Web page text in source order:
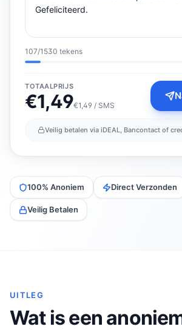
107/1530 tekens
TOTAALPRIJS
€1,49€1,49 / SMS
Veilig betalen via iDEAL, Bancontact of
100% Anoniem Direct Verzonden
Veilig Betalen
UITLEG
Wat is een